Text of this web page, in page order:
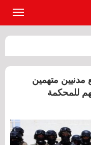
مدنيين متهمين
للمحكمة